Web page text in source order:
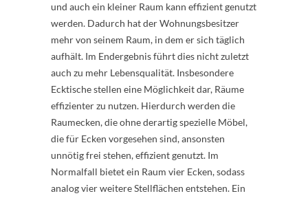
und auch ein kleiner Raum kann effizient genutzt
werden. Dadurch hat der Wohnungsbesitzer
mehr von seinem Raum, in dem er sich täglich
aufhält. Im Endergebnis führt dies nicht zuletzt
auch zu mehr Lebensqualität. Insbesondere
Ecktische stellen eine Möglichkeit dar, Räume
effizienter zu nutzen. Hierdurch werden die
Raumecken, die ohne derartig spezielle Möbel,
die für Ecken vorgesehen sind, ansonsten
unnötig frei stehen, effizient genutzt. Im
Normalfall bietet ein Raum vier Ecken, sodass
analog vier weitere Stellflächen entstehen. Ein